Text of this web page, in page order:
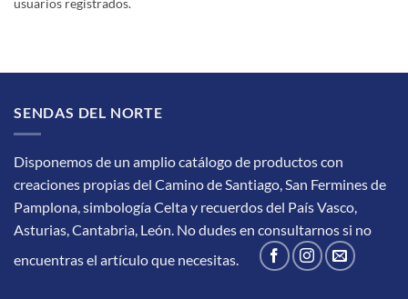
usuarios registrados.
SENDAS DEL NORTE
Disponemos de un amplio catálogo de productos con
creaciones propias del Camino de Santiago, San Fermines de
Pamplona, simbología Celta y recuerdos del País Vasco,
Asturias, Cantabria, León. No dudes en consultarnos si no
encuentras el artículo que necesitas.